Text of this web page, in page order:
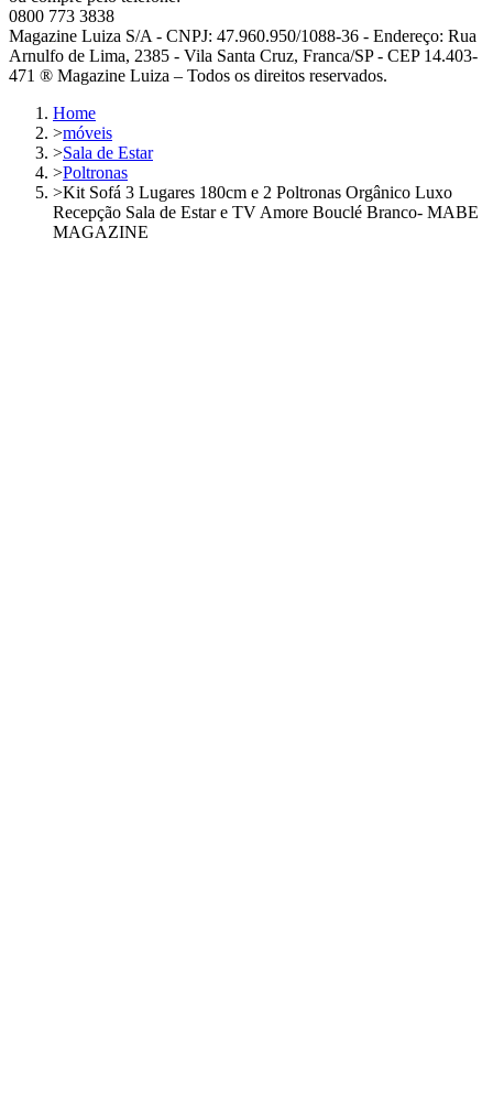
0800 773 3838
Magazine Luiza S/A - CNPJ: 47.960.950/1088-36 - Endereço: Rua
Arnulfo de Lima, 2385 - Vila Santa Cruz, Franca/SP - CEP 14.403-
471 ® Magazine Luiza – Todos os direitos reservados.
Home
>móveis
>Sala de Estar
>Poltronas
>Kit Sofá 3 Lugares 180cm e 2 Poltronas Orgânico Luxo
Recepção Sala de Estar e TV Amore Bouclé Branco- MABE
MAGAZINE